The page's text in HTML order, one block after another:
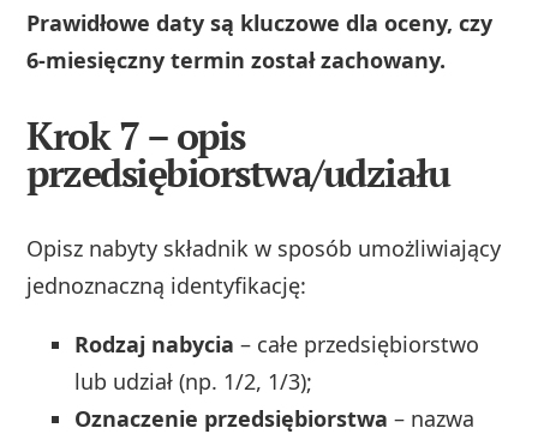
Prawidłowe daty są kluczowe dla oceny, czy
6‑miesięczny termin został zachowany.
Krok 7 – opis
przedsiębiorstwa/udziału
Opisz nabyty składnik w sposób umożliwiający
jednoznaczną identyfikację:
Rodzaj nabycia – całe przedsiębiorstwo
lub udział (np. 1/2, 1/3);
Oznaczenie przedsiębiorstwa – nazwa